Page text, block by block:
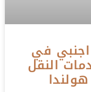
في
| خدمات النقل